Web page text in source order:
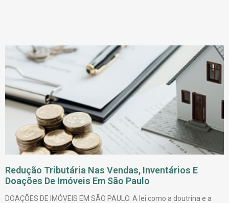
Redução Tributária Nas Vendas, Inventários E
Doações De Imóveis Em São Paulo
DOAÇÕES DE IMÓVEIS EM SÃO PAULO. A lei como a doutrina e a